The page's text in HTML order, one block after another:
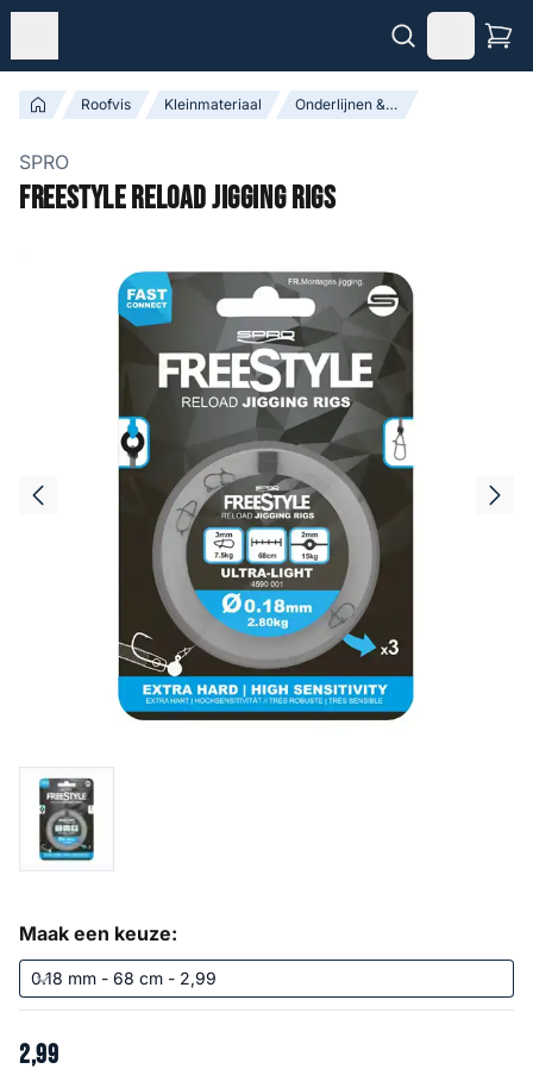
Roofvis Kleinmateriaal Onderlijnen & Leaders
SPRO
Freestyle Reload Jigging Rigs
Maak een keuze:
2,99